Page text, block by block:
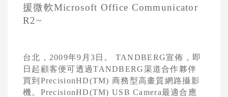
援微軟Microsoft Office Communicator
R2~
台北， 2009年9 月 3 日 。 TANDBERG宣佈，即
日起顧客便可透過TANDBERG渠道合作夥伴
買到 PrecisionHD(TM)商務型高畫質網路攝影
機。 PrecisionHD(TM) USB Camera最適合應